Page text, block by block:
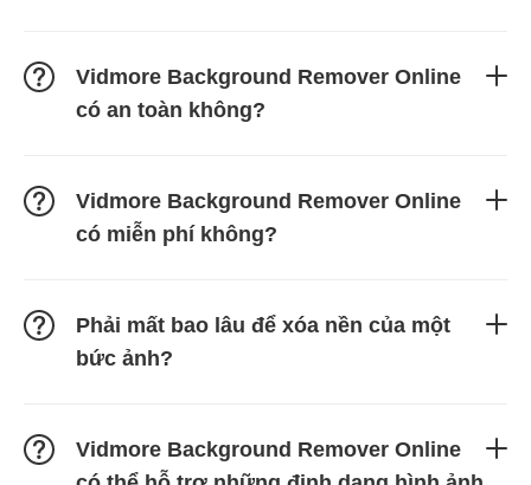
Vidmore Background Remover Online
có an toàn không?
Vidmore Background Remover Online
có miễn phí không?
Phải mất bao lâu để xóa nền của một
bức ảnh?
Vidmore Background Remover Online